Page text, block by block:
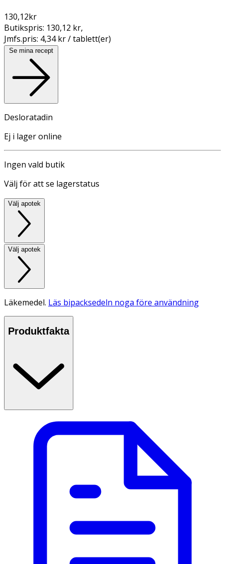
130,12kr
Butikspris: 130,12 kr,
Jmfs.pris: 4,34 kr / tablett(er)
Se mina recept
Desloratadin
Ej i lager online
Ingen vald butik
Välj för att se lagerstatus
Välj apotek
Välj apotek
Läkemedel. Läs bipacksedeln noga före användning
Produktfakta